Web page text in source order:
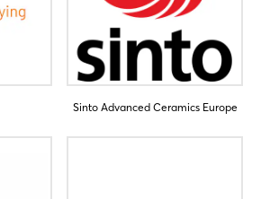
Sinto Advanced Ceramics Europe